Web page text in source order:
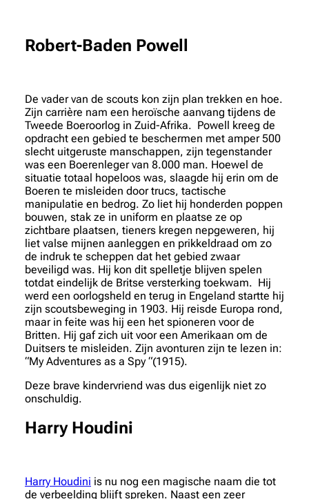
Robert-Baden Powell
De vader van de scouts kon zijn plan trekken en hoe.
Zijn carrière nam een heroïsche aanvang tijdens de
Tweede Boeroorlog in Zuid-Afrika. Powell kreeg de
opdracht een gebied te beschermen met amper 500
slecht uitgeruste manschappen, zijn tegenstander
was een Boerenleger van 8.000 man. Hoewel de
situatie totaal hopeloos was, slaagde hij erin om de
Boeren te misleiden door trucs, tactische
manipulatie en bedrog. Zo liet hij honderden poppen
bouwen, stak ze in uniform en plaatse ze op
zichtbare plaatsen, tieners kregen nepgeweren, hij
liet valse mijnen aanleggen en prikkeldraad om zo
de indruk te scheppen dat het gebied zwaar
beveiligd was. Hij kon dit spelletje blijven spelen
totdat eindelijk de Britse versterking toekwam. Hij
werd een oorlogsheld en terug in Engeland startte hij
zijn scoutsbeweging in 1903. Hij reisde Europa rond,
maar in feite was hij een het spioneren voor de
Britten. Hij gaf zich uit voor een Amerikaan om de
Duitsers te misleiden. Zijn avonturen zijn te lezen in:
“My Adventures as a Spy “(1915).
Deze brave kindervriend was dus eigenlijk niet zo
onschuldig.
Harry Houdini
Harry Houdini is nu nog een magische naam die tot
de verbeelding blijft spreken. Naast een zeer